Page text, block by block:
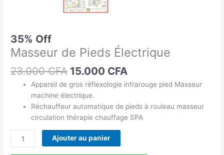
35% Off
Masseur de Pieds Électrique
23.000CFA 15.000 CFA
Appareil de gros réflexologie infrarouge pied Masseur
machine électrique.
Réchauffeur automatique de pieds à rouleau masseur
circulation thérapie chauffage SPA
Ajouter au panier